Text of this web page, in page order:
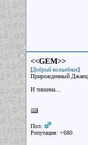
<<GEM>>
[Добрый волшебник]
Прирожденный Джаец
И тишина...
Пол:
Репутация: +680